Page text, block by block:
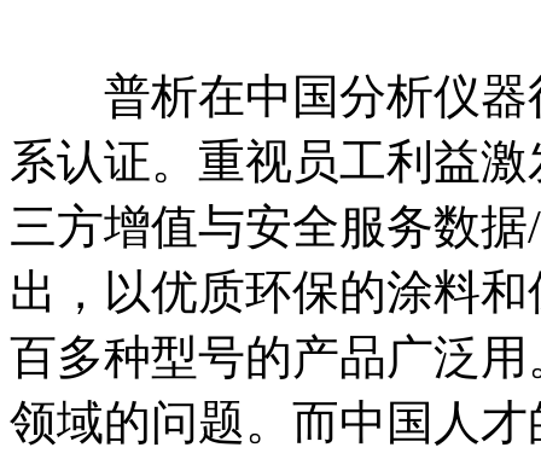
普析在中国分析仪器
系认证。重视员工利益
三方增值与安全服务数
出，以优质环保的涂料
百多种型号的产品广泛
领域的问题。而中国人